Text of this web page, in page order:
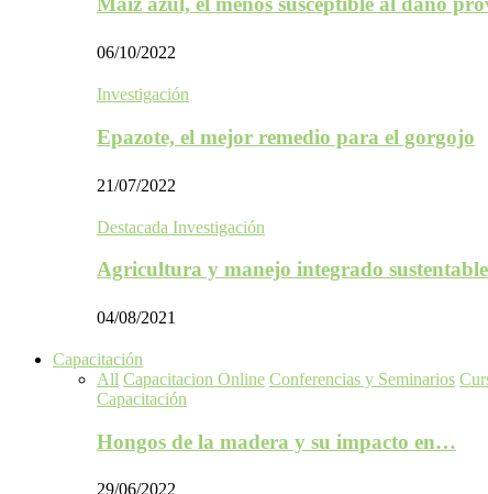
06/10/2022
Investigación
Epazote, el mejor remedio para el gorgojo
21/07/2022
Destacada Investigación
Agricultura y manejo integrado
04/08/2021
Capacitación
All Capacitacion Online Conferencias y Seminarios
Capacitación
Hongos de la madera y su impacto en…
29/06/2022